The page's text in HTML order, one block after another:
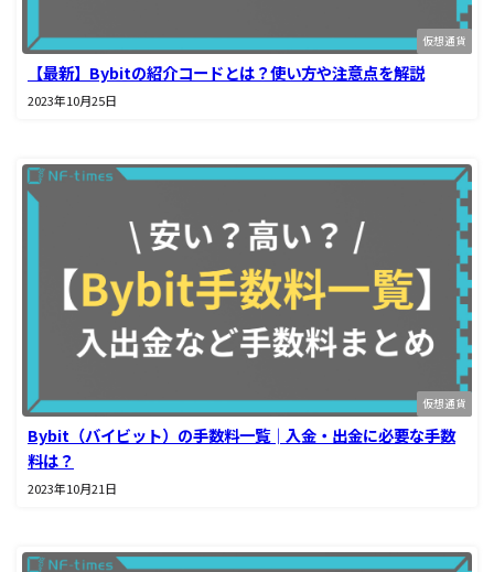
仮想通貨
【最新】Bybitの紹介コードとは？使い方や注意点を解説
2023年10月25日
仮想通貨
Bybit（バイビット）の手数料一覧│入金・出金に必要な手数
料は？
2023年10月21日